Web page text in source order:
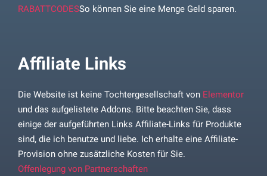
RABATTCODESSo können Sie eine Menge Geld sparen.
Affiliate Links
Die Website ist keine Tochtergesellschaft von Elementor
und das aufgelistete Addons. Bitte beachten Sie, dass
einige der aufgeführten Links Affiliate-Links für Produkte
sind, die ich benutze und liebe. Ich erhalte eine Affiliate-
Provision ohne zusätzliche Kosten für Sie.
Offenlegung von Partnerschaften